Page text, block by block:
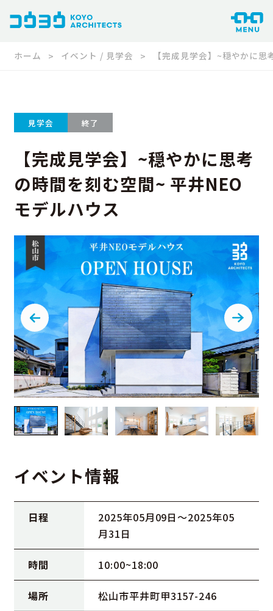
ホーム イベント / 見学会 【完成見学会】~穏やかに
見学会 終了
【完成見学会】~穏やかに思考
の時間を刻む空間~ 平井NEO
モデルハウス
イベント情報
日程
2025年05月09日〜2025年05
月31日
時間 10:00~18:00
場所 松山市平井町甲3157-246